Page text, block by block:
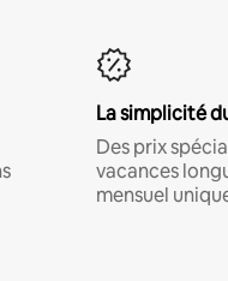
La simplicité
Des prix
vacances
mensuel